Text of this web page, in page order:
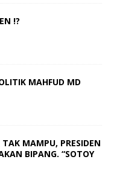
!?
MAHFUD MD
MAMPU, PRESIDEN
BIPANG. “SOTOY